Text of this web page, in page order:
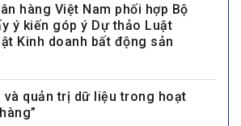
hàng Việt Nam phối hợp Bộ
ý kiến góp ý Dự thảo Luật
Kinh doanh bất động sản
và quản trị dữ liệu trong hoạt